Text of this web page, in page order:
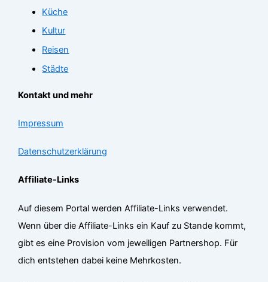
Küche
Kultur
Reisen
Städte
Kontakt und mehr
Impressum
Datenschutzerklärung
Affiliate-Links
Auf diesem Portal werden Affiliate-Links verwendet.
Wenn über die Affiliate-Links ein Kauf zu Stande kommt,
gibt es eine Provision vom jeweiligen Partnershop. Für
dich entstehen dabei keine Mehrkosten.